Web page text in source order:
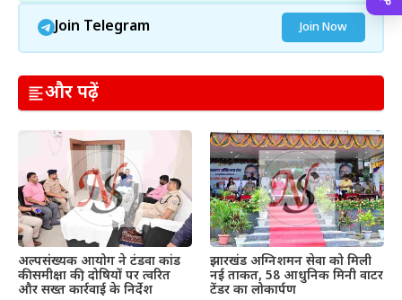
Join Telegram Join Now
और पढ़ें
अल्पसंख्यक आयोग ने टंडवा कांड
की समीक्षा की, दोषियों पर त्वरित
और सख्त कार्रवाई के निर्देश
झारखंड अग्निशमन सेवा को मिली
नई ताकत, 58 आधुनिक मिनी वाटर
टेंडर का लोकार्पण